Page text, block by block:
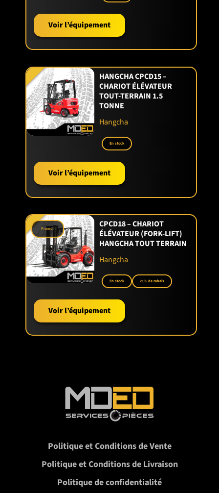
Voir l’équipement
HANGCHA CPCD15 –
CHARIOT ÉLÉVATEUR
TOUT-TERRAIN 1.5
TONNE
Hangcha
En stock
Voir l’équipement
Promo !
CPCD18 – CHARIOT
ÉLÉVATEUR (FORK-LIFT)
HANGCHA TOUT TERRAIN
Hangcha
En stock 21% de rabais
Voir l’équipement
Politique et Conditions de Vente
Politique et Conditions de Livraison
Politique de confidentialité